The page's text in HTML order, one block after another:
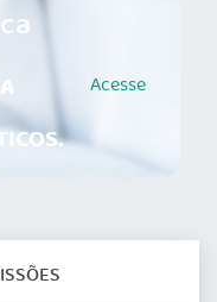
Acesse